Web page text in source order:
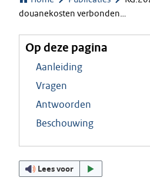
douanekosten verbonden…
Op deze pagina
Aanleiding
Vragen
Antwoorden
Beschouwing
Lees voor